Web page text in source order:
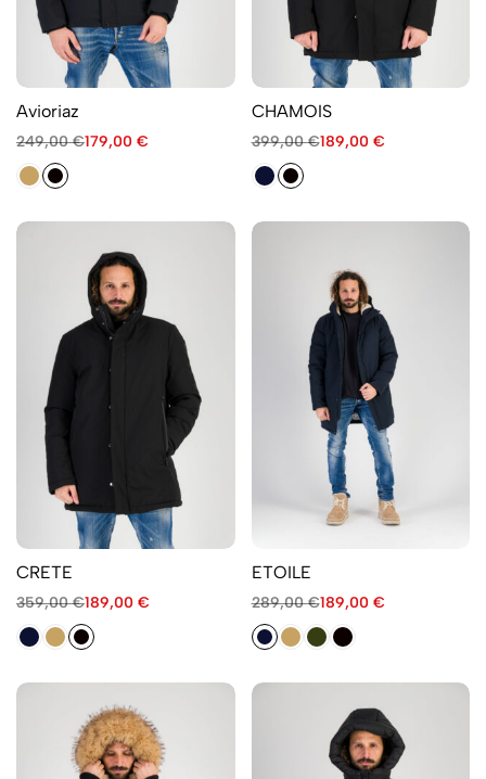
Avioriaz
249,00€179,00 €
CHAMOIS
399,00€189,00 €
CRETE
359,00€189,00 €
ETOILE
289,00€189,00 €